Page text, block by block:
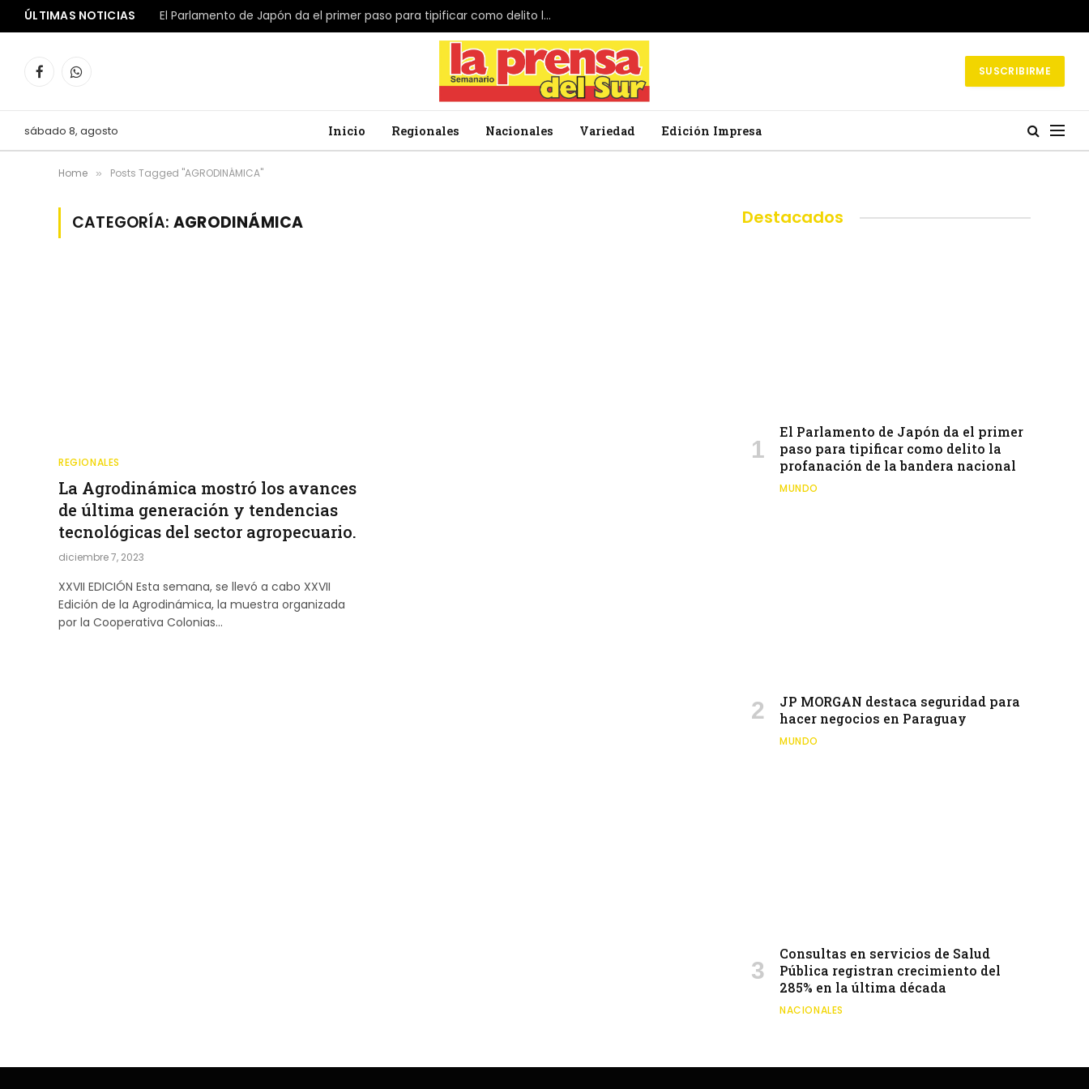
ÚLTIMAS NOTICIAS El Parlamento de Japón da el primer paso para tipificar como delito la profanación de la bandera nacional
FacebookWhatsApp SUSCRIBIRME
sábado 8, agosto Inicio Regionales Nacionales Variedad Edición Impresa
Home » Posts Tagged "AGRODINÁMICA"
CATEGORÍA:AGRODINÁMICA
REGIONALES
La Agrodinámica mostró los avances
de última generación y tendencias
tecnológicas del sector agropecuario.
diciembre 7, 2023
XXVII EDICIÓN Esta semana, se llevó a cabo XXVII
Edición de la Agrodinámica, la muestra organizada
por la Cooperativa Colonias…
Destacados
El Parlamento de Japón da el primer
paso para tipificar como delito la
profanación de la bandera nacional
MUNDO
JP MORGAN destaca seguridad para
hacer negocios en Paraguay
MUNDO
Consultas en servicios de Salud
Pública registran crecimiento del
285% en la última década
NACIONALES